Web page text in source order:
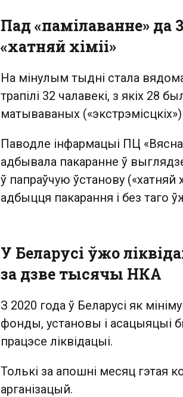
Пад «памілаванне» да
«хатняй хіміі»
На мінулым тыдні стала
трапілі 32 чалавекі, з якіх 28
матываваных
Паводле інфармацыі ПЦ
адбывала пакаранне ў
ў папраўчую ўстанову («хатняй
адбыцця пакарання і без таго
У Беларусі ўжо
за дзве тысячы НКА
З 2020 года ў Беларусі як
фонды, установы і асацыяцыі
працэсе ліквідацыі.
Толькі за апошні месяц гэтая
арганізацый.